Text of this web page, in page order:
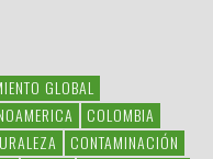
GLOBAL
COLOMBIA
CONTAMINACIÓN